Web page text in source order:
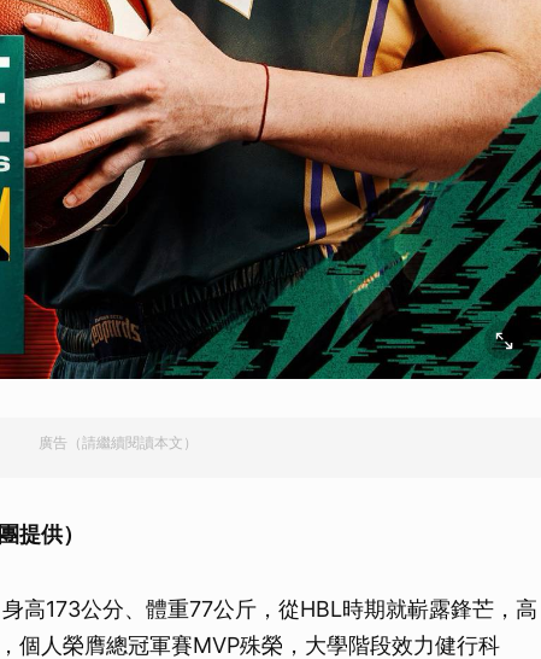
廣告（請繼續閱讀本文）
提供）
高173公分、體重77公斤，從HBL時期就嶄露鋒芒，高
個人榮膺總冠軍賽MVP殊榮，大學階段效力健行科